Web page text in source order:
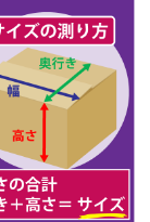
)
)
)
)
水)